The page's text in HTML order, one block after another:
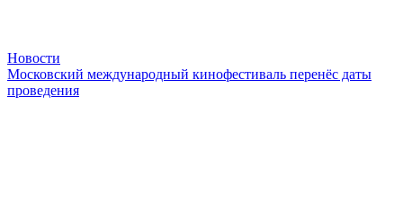
Новости
Московский международный кинофестиваль перенёс даты
проведения